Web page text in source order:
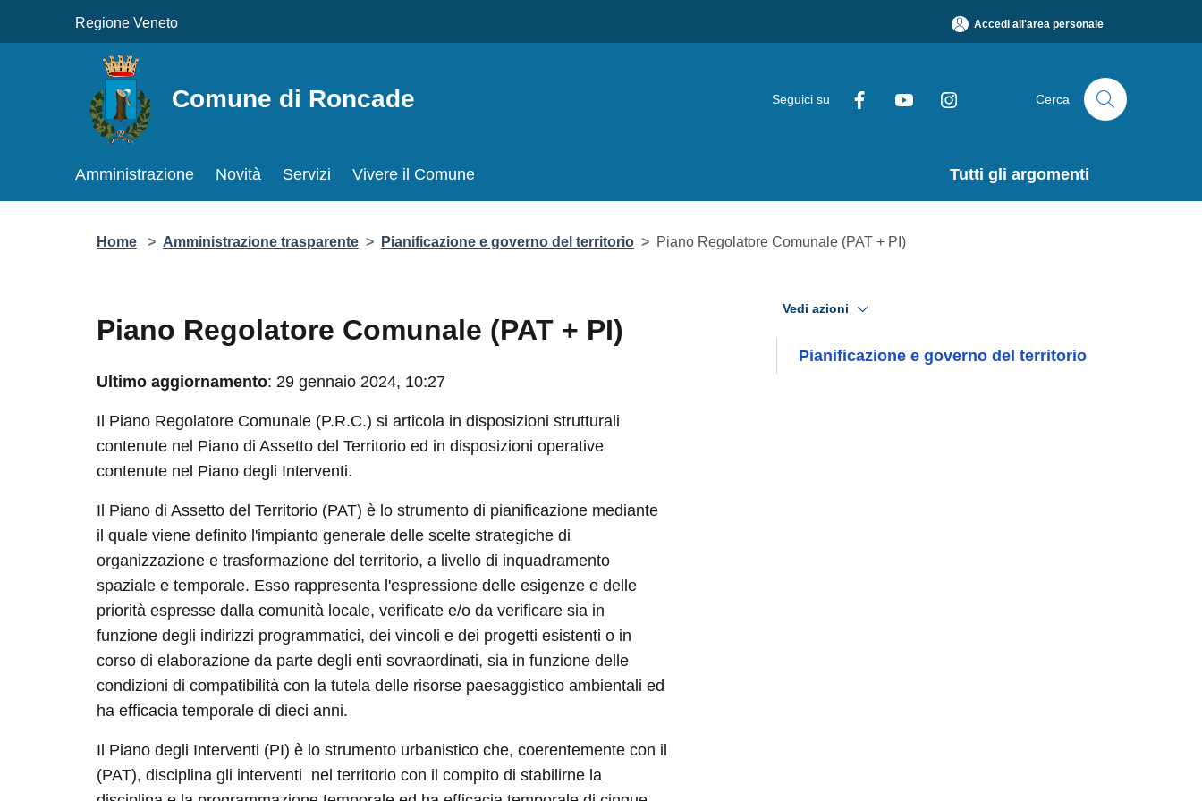
Regione Veneto Accedi all'area personale
Comune di Roncade Seguici su Cerca
Amministrazione Novità Servizi Vivere il Comune Tutti gli argomenti
Home > Amministrazione trasparente > Pianificazione e governo del territorio > Piano Regolatore Comunale (PAT + PI)
Piano Regolatore Comunale (PAT + PI)
Ultimo aggiornamento: 29 gennaio 2024, 10:27
Il Piano Regolatore Comunale (P.R.C.) si articola in disposizioni strutturali contenute
nel Piano di Assetto del Territorio ed in disposizioni operative contenute nel Piano
degli Interventi.
Il Piano di Assetto del Territorio (PAT) è lo strumento di pianificazione mediante il
quale viene definito l'impianto generale delle scelte strategiche di organizzazione e
trasformazione del territorio, a livello di inquadramento spaziale e temporale. Esso
rappresenta l'espressione delle esigenze e delle priorità espresse dalla comunità
locale, verificate e/o da verificare sia in funzione degli indirizzi programmatici, dei
vincoli e dei progetti esistenti o in corso di elaborazione da parte degli enti
sovraordinati, sia in funzione delle condizioni di compatibilità con la tutela delle
risorse paesaggistico ambientali ed ha efficacia temporale di dieci anni.
Il Piano degli Interventi (PI) è lo strumento urbanistico che, coerentemente con il
(PAT), disciplina gli interventi nel territorio con il compito di stabilirne la disciplina e
la programmazione temporale ed ha efficacia temporale di cinque anni.
Vedi azioni
Pianificazione e governo del territorio